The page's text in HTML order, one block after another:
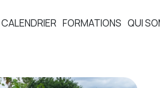
CALENDRIER FORMATIONS QUI